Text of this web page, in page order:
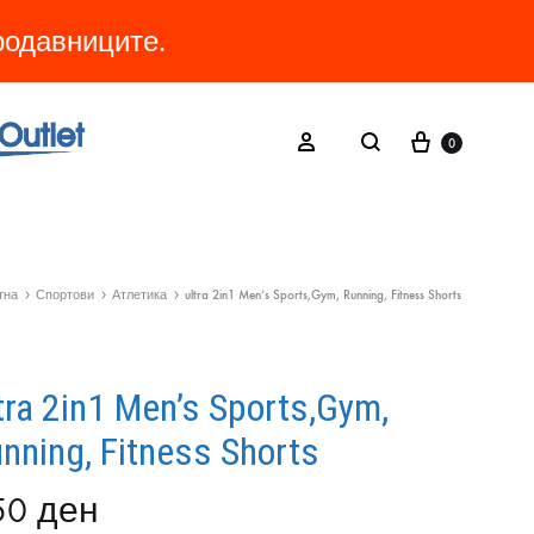
Sign inSearch Cart
0
Спортови Атлетика ultra 2in1 Men’s Sports,Gym, Running, Fitness Shorts
2in1 Men’s Sports,Gym,
Fitness Shorts
ден